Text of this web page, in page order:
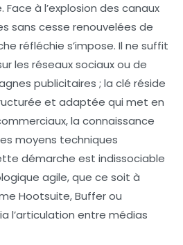
à l’explosion des canaux
sans cesse renouvelées de
réfléchie s’impose. Il ne suffit
les réseaux sociaux ou de
publicitaires ; la clé réside
et adaptée qui met en
la connaissance
moyens techniques
démarche est indissociable
agile, que ce soit à
Hootsuite, Buffer ou
l’articulation entre médias